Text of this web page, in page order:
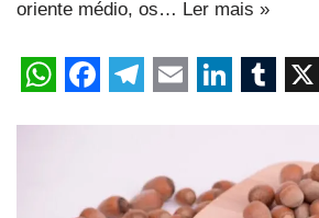
oriente médio, os… Ler mais »